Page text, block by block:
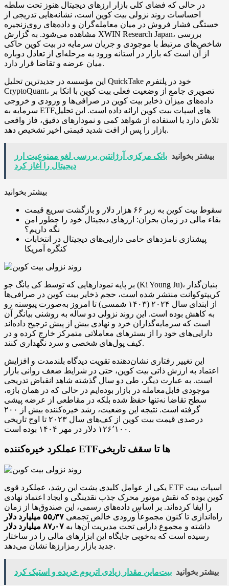
در حالی که فضای کلی بازار ارزهای دیجیتال هنوز تحت سلطه
احساسات روند نزولی بیت‌ کوین است، نشانه‌هایی تدریجی از
خستگی فشار فروش در میان معامله‌گران و داده‌های روی‌زنجیره
مشاهده می‌شود. به گزارش XWIN Research Japan، بررسی
شاخص‌های مرتبط با موجودی و جریان سرمایه در بیت‌ کوین حاکی
از آن است که بازار در آستانه ورود به مرحله‌ای از تعادل دوباره
میان عرضه و تقاضا قرار دارد.
این مؤسسه در جدیدترین تحلیل QuickTake خود در پلتفرم
CryptoQuant، تصویری جامع از وضعیت فعلی بیت‌ کوین با اتکا بر
داده‌های میزان ذخایر بیت‌ کوین در صرافی‌ها و ورودی و خروجی
سرمایه به ETFهای اسپات بیت‌ کوین ارائه داده است. این تحلیل
تلاش دارد با استفاده از شواهد کمی و نمودارهای دقیق، فاز واقعی
بازار را پس از افت شدید قیمتی اخیر تشخیص دهد.
بیشتر بخوانید بانک مرکزی آرژانتین بررسی لغو ممنوعیت ارز
دیجیتال را آغاز کرد
بیشتر بخوانید
سقوط بیت کوین به زیر ۶۶ هزار دلار و بازگشت سریع قیمت
بقاء مالی در زمان بحران: ارزهای دیجیتال خود را چطور امن
نگه داریم؟
پیشتازی نامزدهای حامی دارایی‌های دیجیتال در انتخابات
کنگره آمریکا
بر پایه نمودارهایی که توسط کی یانگ جو (Ki Young Ju)، بنیان‌گذار
کریپتوکوانت منتشر شده است، حجم ذخایر بیت‌ کوین در صرافی‌ها
از ابتدای سال ۲۰۲۴ (۱۴۰۳ شمسی) تا امروز به‌صورت پیوسته رو
به کاهش بوده است. این روند نزولی دو ساله به روشنی بیانگر آن
است که سرمایه‌گذاران خرد و نهادی بیش از پیش ترجیح داده‌اند
دارایی‌های خود را از بسترهای معاملاتی متمرکز خارج کرده و در
کیف پول‌های شخصی و سرد نگهداری کنند.
این تغییر رفتاری نشان‌دهنده تقویت دیدگاه بلندمدت و افزایش
اعتماد به ارزش ذاتی بیت‌ کوین، حتی در شرایط ضعف روانی بازار
است. به عبارت دیگر، طی دو سال گذشته شاهد انقباض تدریجی
موجودی قابل‌معامله در بازار بوده‌ایم در حالی که در همان بازه،
سطح تقاضا نه‌تنها حفظ شده بلکه در مقاطعی از عرضه پیشی
گرفته است. نتیجه این وضعیت، رشد خیره‌کننده بیش از ۲۰۰
درصدی قیمت بیت‌ کوین از کف‌های سال ۲۰۲۳ تا اوج تاریخی
۱۲۶٬۱۰۰ دلار در مهر ۱۴۰۴ بوده است.
عملکرد خیره‌کننده ETFها تا سقف تاریخی
یکی از عوامل کلیدی پشت این رشد، عملکرد قوی ETF اسپات بیت‌
کوین بوده که نقش موتور محرک جذب نقدینگی و ایجاد اعتماد نهادی
را ایفا کرده‌اند. بر اساس داده‌های رسمی، این صندوق‌ها از زمان
راه‌اندازی تا کنون مجموعاً ورودی خالص تجمعی ۵۵٫۳۷ میلیارد دلار
داشته و مجموع دارایی تحت مدیریت آن‌ها به ۸۷٫۰۷ میلیارد دلار
رسیده است که به‌خوبی جایگاه این ابزارهای مالی را در ساختار
جدید بازار رمزارزها نشان می‌دهد.
بیشتر بخوانید بیت‌ماین مقدار زیادی اتریوم خریده و استیک کرد